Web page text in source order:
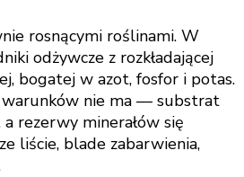
rosnącymi roślinami. W
odżywcze z rozkładającej
bogatej w azot, fosfor i potas.
warunków nie ma — substrat
a rezerwy minerałów się
liście, blade zabarwienia,